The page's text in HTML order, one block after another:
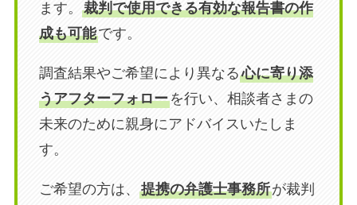
ます。 裁判で使用できる有効な報告書の作
成も可能です。
調査結果やご希望により異なる心に寄り添
うアフターフォローを行い、相談者さまの
未来のために親身にアドバイスいたしま
す。
ご希望の方は、 提携の弁護士事務所が裁判